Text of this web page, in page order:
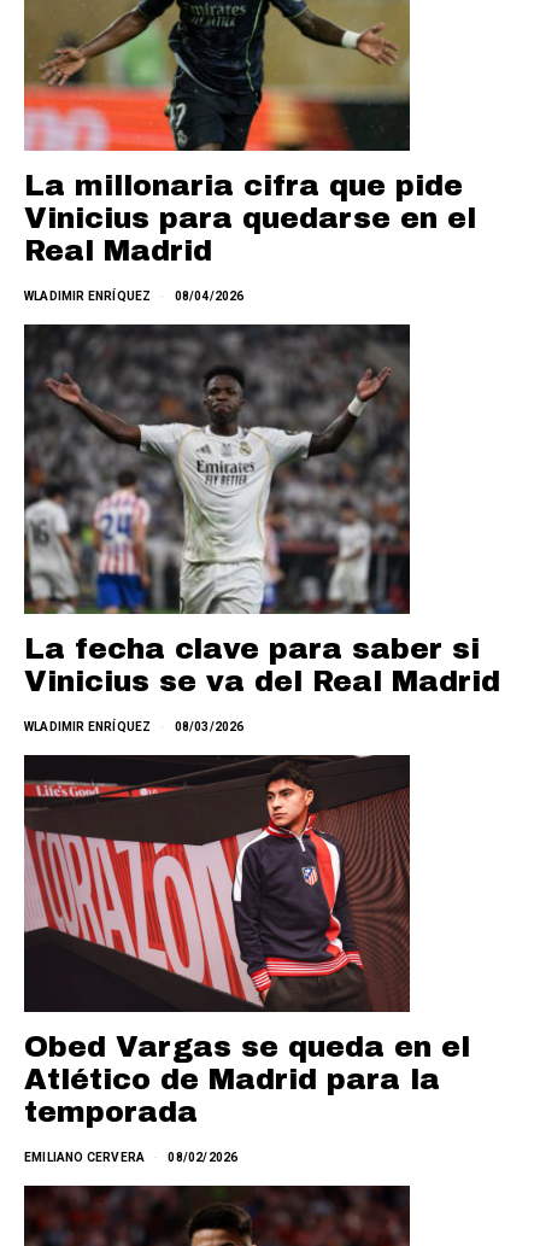
La millonaria cifra que pide
Vinicius para quedarse en el
Real Madrid
WLADIMIR ENRÍQUEZ 08/04/2026
La fecha clave para saber si
Vinicius se va del Real Madrid
WLADIMIR ENRÍQUEZ 08/03/2026
Obed Vargas se queda en el
Atlético de Madrid para la
temporada
EMILIANO CERVERA 08/02/2026